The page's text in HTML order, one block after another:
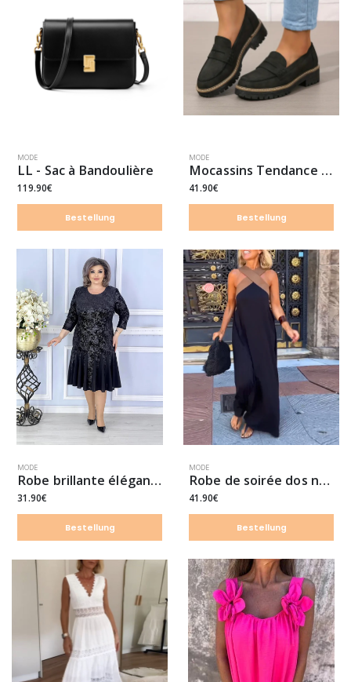
MODE
LL - Sac à Bandoulière
119.90€
Bestellung
MODE
Mocassins Tendance à Semelle Épaisse
41.90€
Bestellung
MODE
Robe brillante élégante
31.90€
Bestellung
MODE
Robe de soirée dos nu sexy
41.90€
Bestellung